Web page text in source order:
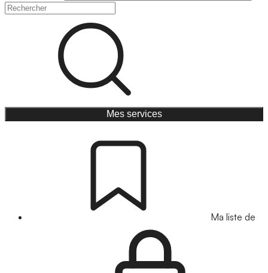
Mes services
Ma liste de